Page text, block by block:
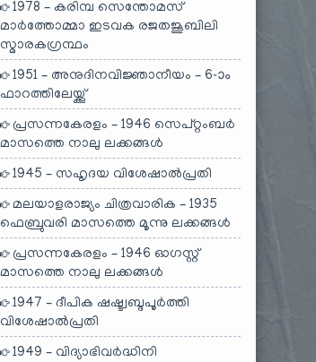
1978 – കരിമ്പ സെന്തോമസ്
മാർത്തോമ്മാ ഇടവക രജതജൂബിലി
സ്മാരകഗ്രന്ഥം
1951 – അനുദിനവിജ്ഞാനീയം – 6-ാം
ഫാറത്തിലേയ്ക്കു്
പ്രസന്നകേരളം – 1946 സെപ്റ്റംബർ
മാസത്തെ നാലു ലക്കങ്ങൾ
1945 – സഹൃദയ വിശേഷാൽപ്രതി
മലയാളരാജ്യം ചിത്രവാരിക – 1935
ഫെബ്രുവരി മാസത്തെ മൂന്നു ലക്കങ്ങൾ
പ്രസന്നകേരളം – 1946 ഓഗസ്റ്റ്
മാസത്തെ നാലു ലക്കങ്ങൾ
1947 – ദീപിക ഷഷ്ട്വബ്ദപൂർത്തി
വിശേഷാൽപ്രതി
1949 – വിദ്യാഭിവർദ്ധിനി